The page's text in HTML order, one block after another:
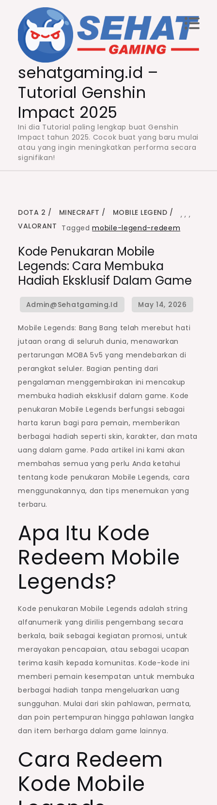
content
sehatgaming.id –
Tutorial Genshin
Impact 2025
Ini dia Tutorial paling lengkap buat Genshin
Impact tahun 2025. Cocok buat yang baru mulai
atau yang ingin meningkatkan performa secara
signifikan!
DOTA 2 ,
MINECRAFT ,
MOBILE LEGEND
,
VALORANT Taggedmobile-legend-redeem
Kode Penukaran Mobile
Legends: Cara Membuka
Hadiah Eksklusif Dalam Game
Mobile Legends: Bang Bang telah merebut hati
jutaan orang di seluruh dunia, menawarkan
pertarungan MOBA 5v5 yang mendebarkan di
perangkat seluler. Bagian penting dari
pengalaman menggembirakan ini mencakup
membuka hadiah eksklusif dalam game. Kode
penukaran Mobile Legends berfungsi sebagai
harta karun bagi para pemain, memberikan
berbagai hadiah seperti skin, karakter, dan mata
uang dalam game. Pada artikel ini kami akan
membahas semua yang perlu Anda ketahui
tentang kode penukaran Mobile Legends, cara
menggunakannya, dan tips menemukan yang
terbaru.
Apa Itu Kode
Redeem Mobile
Legends?
Kode penukaran Mobile Legends adalah string
alfanumerik yang dirilis pengembang secara
berkala, baik sebagai kegiatan promosi, untuk
merayakan pencapaian, atau sebagai ucapan
terima kasih kepada komunitas. Kode-kode ini
memberi pemain kesempatan untuk membuka
berbagai hadiah tanpa mengeluarkan uang
sungguhan. Mulai dari skin pahlawan, permata,
dan poin pertempuran hingga pahlawan langka
dan item berharga dalam game lainnya.
Cara Redeem
Kode Mobile